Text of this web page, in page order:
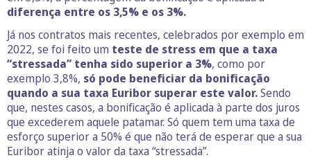
diferença entre os 3,5% e os 3%.
Já nos contratos mais recentes, celebrados por exemplo em
2022, se foi feito um teste de stress em que a taxa
“stressada” tenha sido superior a 3%, como por
exemplo 3,8%, só pode beneficiar da bonificação
quando a sua taxa Euribor superar este valor.Sendo
que, nestes casos, a bonificação é aplicada à parte dos juros
que excederem aquele patamar. Só quem tem uma taxa de
esforço superior a 50% é que não terá de esperar que a sua
Euribor atinja o valor da taxa “stressada”.